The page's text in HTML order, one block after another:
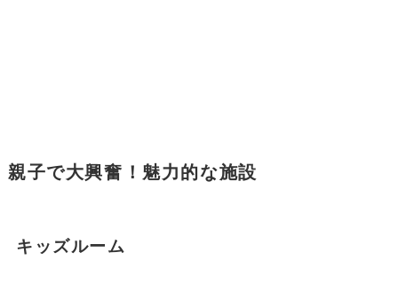
親子で大興奮！魅力的な施設
キッズルーム